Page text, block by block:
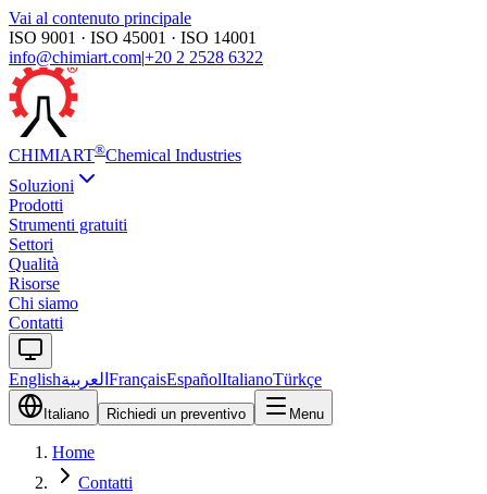
Vai al contenuto principale
ISO 9001 · ISO 45001 · ISO 14001
info@chimiart.com|+20 2 2528 6322
CHIMIART®Chemical Industries
Soluzioni
Prodotti
Strumenti gratuiti
Settori
Qualità
Risorse
Chi siamo
Contatti
Englishالعربية FrançaisEspañolItalianoTürkçe
Italiano Richiedi un preventivo Menu
Home
Contatti